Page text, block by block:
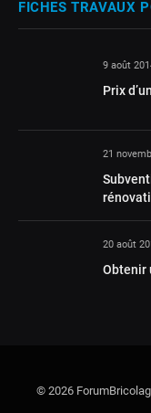
FICHES TRAVAUX
9 août
Prix
21
20 août
Obtenir
© 2026